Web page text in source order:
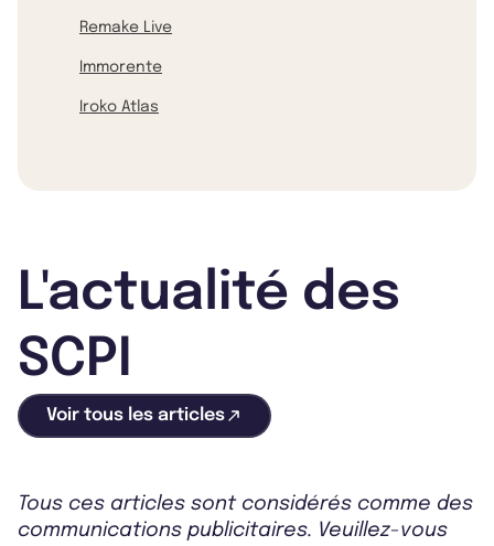
Remake Live
Immorente
Iroko Atlas
L'actualité des
SCPI
Voir tous les articles
Tous ces articles sont considérés comme des
communications publicitaires. Veuillez-vous